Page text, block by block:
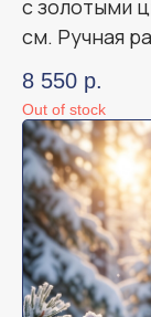
с золотыми
см. Ручная
8 550 р.
Out of stock